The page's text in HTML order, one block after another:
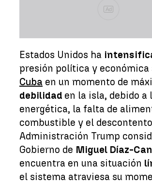
Ad
Estados Unidos ha
presión política y económica
Cuba en un momento de
debilidad en la isla, debido a
energética, la falta de
combustible y el
Administración Trump
Gobierno de Miguel Díaz-
encuentra en una situación
el sistema atraviesa su